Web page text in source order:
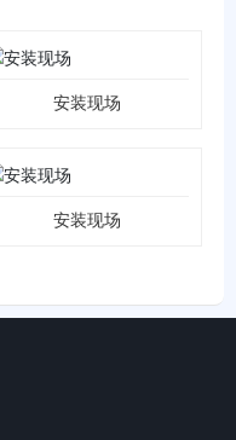
安装现场
安装现场